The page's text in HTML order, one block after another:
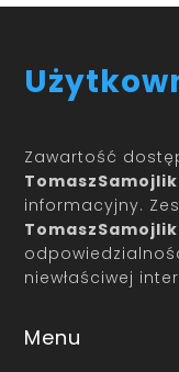
Zawartość
informacyjny.
niewłaściwej
Menu